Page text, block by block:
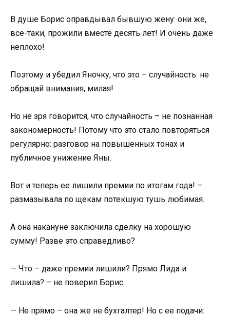
В душе Борис оправдывал бывшую жену: они же,
все-таки, прожили вместе десять лет! И очень даже
неплохо!
Поэтому и убедил Яночку, что это – случайность: не
обращай внимания, милая!
Но не зря говорится, что случайность – не познанная
закономерность! Потому что это стало повторяться
регулярно: разговор на повышенных тонах и
публичное унижение Яны.
Вот и теперь ее лишили премии по итогам года! –
размазывала по щекам потекшую тушь любимая.
А она накануне заключила сделку на хорошую
сумму! Разве это справедливо?
— Что – даже премии лишили? Прямо Лида и
лишила? – не поверил Борис.
— Не прямо – она же не бухгалтер! Но с ее подачи: